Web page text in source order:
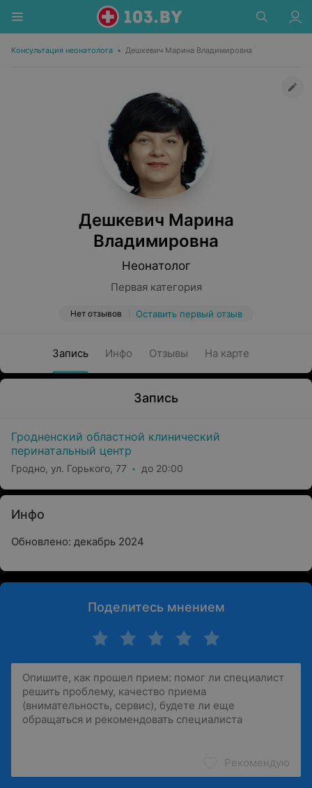
Консультация неонатолога • Дешкевич Марина Владимировна
Дешкевич Марина
Владимировна
Неонатолог
Первая категория
Нет отзывов Оставить первый отзыв
Запись Инфо Отзывы На карте
Запись
Гродненский областной клинический
перинатальный центр
Гродно, ул. Горького, 77 до 20:00
Инфо
Обновлено: декабрь 2024
Поделитесь мнением
Рекомендую